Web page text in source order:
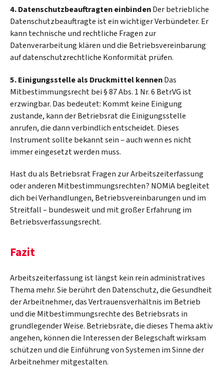
4. Datenschutzbeauftragten einbindenDer betriebliche
Datenschutzbeauftragte ist ein wichtiger Verbündeter. Er
kann technische und rechtliche Fragen zur
Datenverarbeitung klären und die Betriebsvereinbarung
auf datenschutzrechtliche Konformität prüfen.
5. Einigungsstelle als Druckmittel kennenDas
Mitbestimmungsrecht bei § 87 Abs. 1 Nr. 6 BetrVG ist
erzwingbar. Das bedeutet: Kommt keine Einigung
zustande, kann der Betriebsrat die Einigungsstelle
anrufen, die dann verbindlich entscheidet. Dieses
Instrument sollte bekannt sein – auch wenn es nicht
immer eingesetzt werden muss.
Hast du als Betriebsrat Fragen zur Arbeitszeiterfassung
oder anderen Mitbestimmungsrechten? NOMiA begleitet
dich bei Verhandlungen, Betriebsvereinbarungen und im
Streitfall – bundesweit und mit großer Erfahrung im
Betriebsverfassungsrecht.
Fazit
Arbeitszeiterfassung ist längst kein rein administratives
Thema mehr. Sie berührt den Datenschutz, die Gesundheit
der Arbeitnehmer, das Vertrauensverhältnis im Betrieb
und die Mitbestimmungsrechte des Betriebsrats in
grundlegender Weise. Betriebsräte, die dieses Thema aktiv
angehen, können die Interessen der Belegschaft wirksam
schützen und die Einführung von Systemen im Sinne der
Arbeitnehmer mitgestalten.